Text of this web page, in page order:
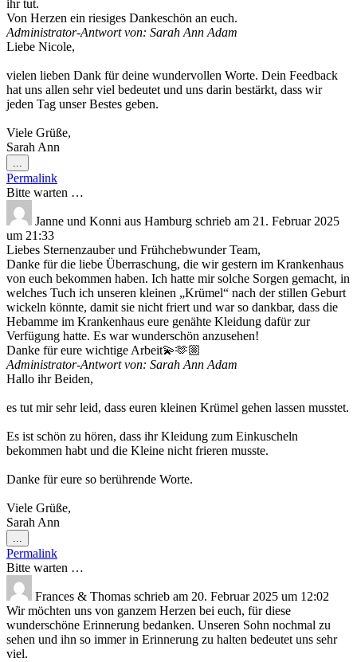
ihr tut.
Von Herzen ein riesiges Dankeschön an euch.
Administrator-Antwort von: Sarah Ann Adam
Liebe Nicole,
vielen lieben Dank für deine wundervollen Worte. Dein Feedback
hat uns allen sehr viel bedeutet und uns darin bestärkt, dass wir
jeden Tag unser Bestes geben.
Viele Grüße,
Sarah Ann
...
Metabox
ein-/ausblenden.
Permalink
Bitte warten …
Janne und Konni aus Hamburg schrieb am 21. Februar 2025
um 21:33
Liebes Sternenzauber und Frühchebwunder Team,
Danke für die liebe Überraschung, die wir gestern im Krankenhaus
von euch bekommen haben. Ich hatte mir solche Sorgen gemacht, in
welches Tuch ich unseren kleinen „Krümel“ nach der stillen Geburt
wickeln könnte, damit sie nicht friert und war so dankbar, dass die
Hebamme im Krankenhaus eure genähte Kleidung dafür zur
Verfügung hatte. Es war wunderschön anzusehen!
Danke für eure wichtige Arbeit💫🫶🏼
Administrator-Antwort von: Sarah Ann Adam
Hallo ihr Beiden,
es tut mir sehr leid, dass euren kleinen Krümel gehen lassen musstet.
Es ist schön zu hören, dass ihr Kleidung zum Einkuscheln
bekommen habt und die Kleine nicht frieren musste.
Danke für eure so berührende Worte.
Viele Grüße,
Sarah Ann
...
Metabox
ein-/ausblenden.
Permalink
Bitte warten …
Frances & Thomas schrieb am 20. Februar 2025 um 12:02
Wir möchten uns von ganzem Herzen bei euch, für diese
wunderschöne Erinnerung bedanken. Unseren Sohn nochmal zu
sehen und ihn so immer in Erinnerung zu halten bedeutet uns sehr
viel.